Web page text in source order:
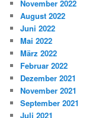
November 2022
August 2022
Juni 2022
Mai 2022
März 2022
Februar 2022
Dezember 2021
November 2021
September 2021
Juli 2021